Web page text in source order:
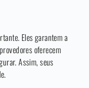
Eles garantem a
oferecem
Assim, seus